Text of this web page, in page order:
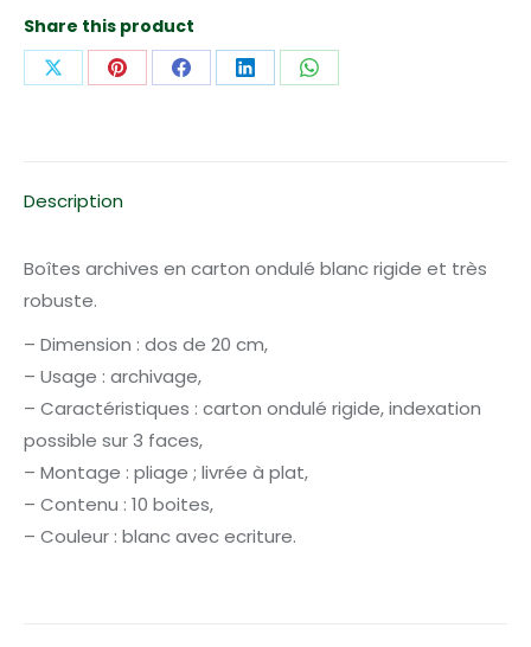
;
épaisseur
20
pièces
Share this product
PartagerPartagerPartagerPartagerPartager
Description
Boîtes archives en carton ondulé blanc rigide et très
robuste.
– Dimension : dos de 20 cm,
– Usage : archivage,
– Caractéristiques : carton ondulé rigide, indexation
possible sur 3 faces,
– Montage : pliage ; livrée à plat,
– Contenu : 10 boites,
– Couleur : blanc avec ecriture.